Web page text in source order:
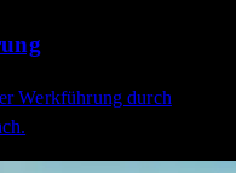
Werkführung durch